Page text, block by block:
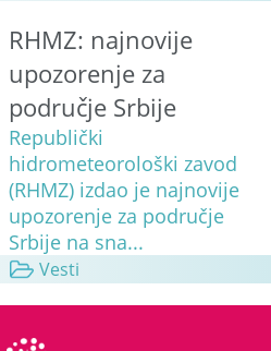
RHMZ: najnovije
upozorenje za
područje Srbije
Republički
hidrometeorološki zavod
(RHMZ) izdao je najnovije
upozorenje za područje
Srbije na sna...
Vesti